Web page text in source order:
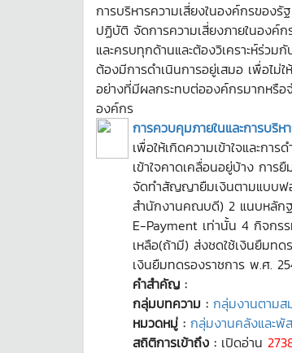
การบริหารความเสี่ยงในองค์กรของรั
ปฏิบัติ จัดการความเสี่ยงภายในองค์
และครบทุกด้านและต้องวิเคราะห์ร่วม
ต้องมีการดำเนินการอยู่เสมอ เพื่อไม่
อย่างที่มีผลกระทบต่อองค์กรมากหรือ
องค์กร
การควบคุมภายในและการบริห
เพื่อให้เกิดความเข้าใจและก
เข้าใจคาดเคลื่อนอยู่บ้าง กา
จัดทำสัญญายืมเงินตามแบบฟ
สำนักงานคณบดี) 2 แนบหลักฐ
E-Payment เท่านั้น 4 กิจกร
เหลือ(ถ้ามี) ส่งชดใช้เงินยืมทด
เงินยืมทดรองราชการ พ.ศ.
คำสำคัญ :
กลุ่มบทความ : กลุ่มงานตามส
หมวดหมู่ : กลุ่มงานคลังและพั
สถิติการเข้าถึง : เปิดอ่าน